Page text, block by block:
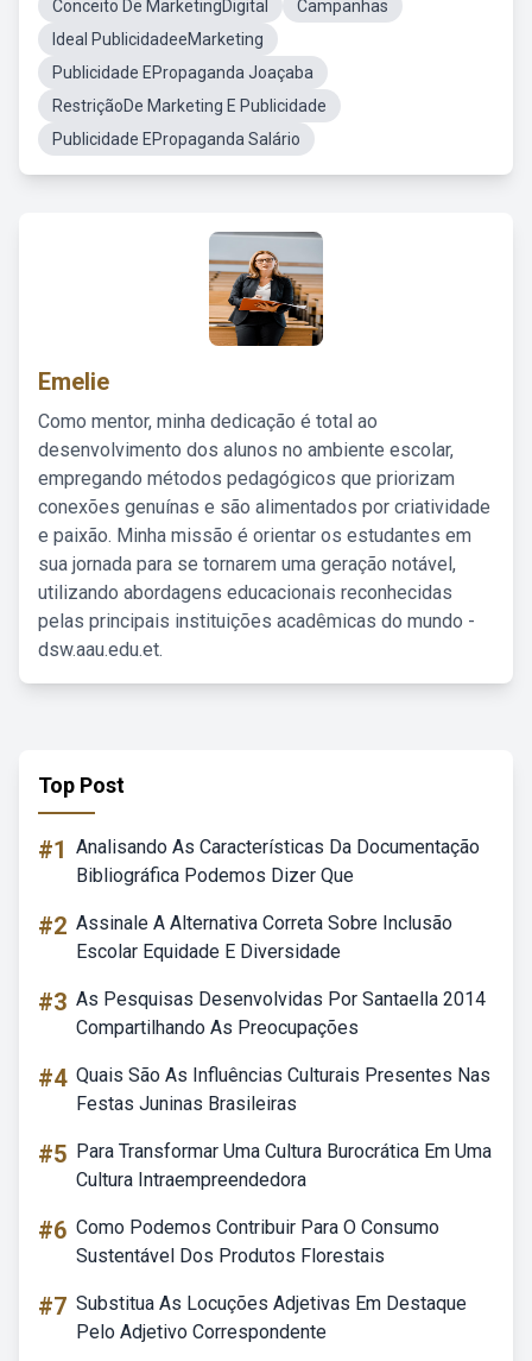
Conceito De MarketingDigital
Campanhas
Ideal PublicidadeeMarketing
Publicidade EPropaganda Joaçaba
RestriçãoDe Marketing E Publicidade
Publicidade EPropaganda Salário
Emelie
Como mentor, minha dedicação é total ao
desenvolvimento dos alunos no ambiente escolar,
empregando métodos pedagógicos que priorizam
conexões genuínas e são alimentados por criatividade
e paixão. Minha missão é orientar os estudantes em
sua jornada para se tornarem uma geração notável,
utilizando abordagens educacionais reconhecidas
pelas principais instituições acadêmicas do mundo -
dsw.aau.edu.et.
Top Post
#1 Analisando As Características Da Documentação
Bibliográfica Podemos Dizer Que
#2 Assinale A Alternativa Correta Sobre Inclusão
Escolar Equidade E Diversidade
#3 As Pesquisas Desenvolvidas Por Santaella 2014
Compartilhando As Preocupações
#4 Quais São As Influências Culturais Presentes Nas
Festas Juninas Brasileiras
#5 Para Transformar Uma Cultura Burocrática Em Uma
Cultura Intraempreendedora
#6 Como Podemos Contribuir Para O Consumo
Sustentável Dos Produtos Florestais
#7 Substitua As Locuções Adjetivas Em Destaque
Pelo Adjetivo Correspondente